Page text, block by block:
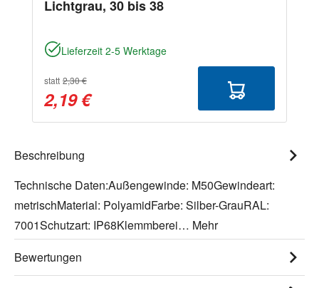
Lichtgrau, 30 bis 38
Lieferzeit 2-5 Werktage
statt 2,30 €
2,19 €
Beschreibung
Technische Daten:Außengewinde: M50Gewindeart:
metrischMaterial: PolyamidFarbe: Silber-GrauRAL:
7001Schutzart: IP68Klemmberei… Mehr
Bewertungen